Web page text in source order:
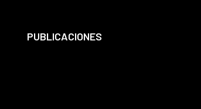
PUBLICACIONES